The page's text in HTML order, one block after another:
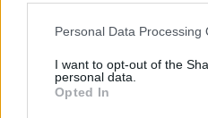
Personal Data Processing
I want to opt-out of the
personal data.
Opted In
drugiego człowieka. Jest
Warszawy im. Jana Pawła Ii i
warszawskich festiwali:
– Muzyka Pokoju.